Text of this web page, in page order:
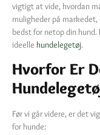
vigtigt at vide, hvordan
muligheder på
bedst for netop din
ideelle hundelegetøj.
Hvorfor Er
Før vi går videre, er det
for hunde: